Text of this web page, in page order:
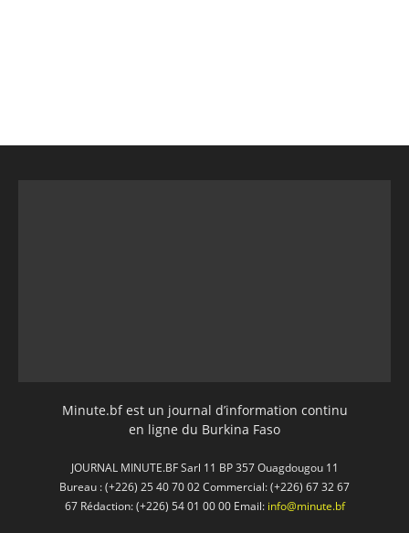
Minute.bf est un journal d’information continu
en ligne du Burkina Faso
JOURNAL MINUTE.BF Sarl 11 BP 357 Ouagdougou 11
Bureau : (+226) 25 40 70 02 Commercial: (+226) 67 32 67
67 Rédaction: (+226) 54 01 00 00 Email: info@minute.bf